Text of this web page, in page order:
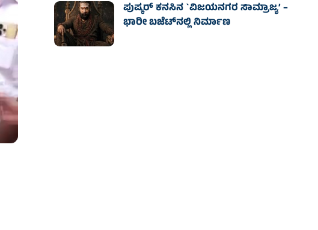
ಪುಷ್ಕರ್ ಕನಸಿನ `ವಿಜಯನಗರ ಸಾಮ್ರಾಜ್ಯ’ –
ಭಾರೀ ಬಜೆಟ್‌ನಲ್ಲಿ ನಿರ್ಮಾಣ